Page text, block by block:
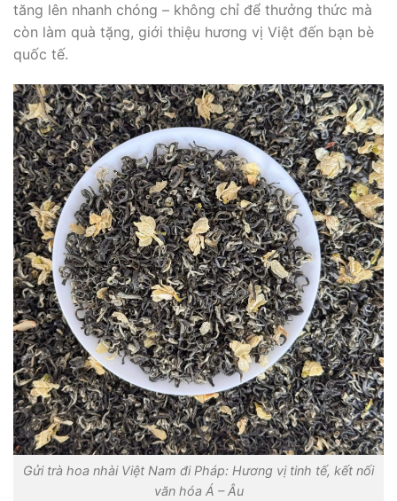
tăng lên nhanh chóng – không chỉ để thưởng thức mà
còn làm quà tặng, giới thiệu hương vị Việt đến bạn bè
quốc tế.
Gửi trà hoa nhài Việt Nam đi Pháp: Hương vị tinh tế, kết nối
văn hóa Á – Âu